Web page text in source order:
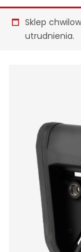
Sklep
utrudnienia.